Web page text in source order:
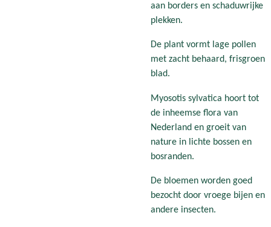
aan borders en schaduwrijke
plekken.
De plant vormt lage pollen
met zacht behaard, frisgroen
blad.
Myosotis sylvatica hoort tot
de inheemse flora van
Nederland en groeit van
nature in lichte bossen en
bosranden.
De bloemen worden goed
bezocht door vroege bijen en
andere insecten.